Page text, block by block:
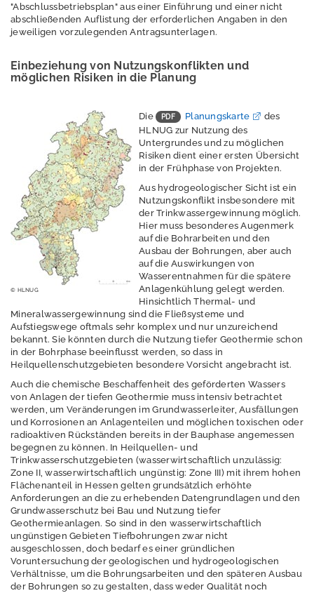
Geothermie
FAQ zur Erdwärme
als Alternative zur
Gasheizung
Oberflächennahe
Geothermie
Mitteltiefe
Geothermie
Projekt: Mitteltiefe
Heubach
Tiefe Geothermie
Genehmigungsverf
ahren, Hinweise zur
Planung
Explorationsförderu
ng des BMWK
Geothermisches
Potenzial: Projekt
Hessen 3D
Projekt:
Erdwärmesonde
Heubach
"Abschlussbetriebsplan" aus einer Einführung und einer nicht
abschließenden Auflistung der erforderlichen Angaben in den
jeweiligen vorzulegenden Antragsunterlagen.
Einbeziehung von Nutzungskonflikten und
möglichen Risiken in die Planung
© HLNUG
Die Planungskarte
des
HLNUG zur Nutzung des
Untergrundes und zu möglichen
Risiken dient einer ersten Übersicht
in der Frühphase von Projekten.
Aus hydrogeologischer Sicht ist ein
Nutzungskonflikt insbesondere mit
der Trinkwassergewinnung möglich.
Hier muss besonderes Augenmerk
auf die Bohrarbeiten und den
Ausbau der Bohrungen, aber auch
auf die Auswirkungen von
Wasserentnahmen für die spätere
Anlagenkühlung gelegt werden.
Hinsichtlich Thermal- und
Mineralwassergewinnung sind die Fließsysteme und
Aufstiegswege oftmals sehr komplex und nur unzureichend
bekannt. Sie könnten durch die Nutzung tiefer Geothermie schon
in der Bohrphase beeinflusst werden, so dass in
Heilquellenschutzgebieten besondere Vorsicht angebracht ist.
Auch die chemische Beschaffenheit des geförderten Wassers
von Anlagen der tiefen Geothermie muss intensiv betrachtet
werden, um Veränderungen im Grundwasserleiter, Ausfällungen
und Korrosionen an Anlagenteilen und möglichen toxischen oder
radioaktiven Rückständen bereits in der Bauphase angemessen
begegnen zu können. In Heilquellen- und
Trinkwasserschutzgebieten (wasserwirtschaftlich unzulässig:
Zone II, wasserwirtschaftlich ungünstig: Zone III) mit ihrem hohen
Flächenanteil in Hessen gelten grundsätzlich erhöhte
Anforderungen an die zu erhebenden Datengrundlagen und den
Grundwasserschutz bei Bau und Nutzung tiefer
Geothermieanlagen. So sind in den wasserwirtschaftlich
ungünstigen Gebieten Tiefbohrungen zwar nicht
ausgeschlossen, doch bedarf es einer gründlichen
Voruntersuchung der geologischen und hydrogeologischen
Verhältnisse, um die Bohrungsarbeiten und den späteren Ausbau
der Bohrungen so zu gestalten, dass weder Qualität noch